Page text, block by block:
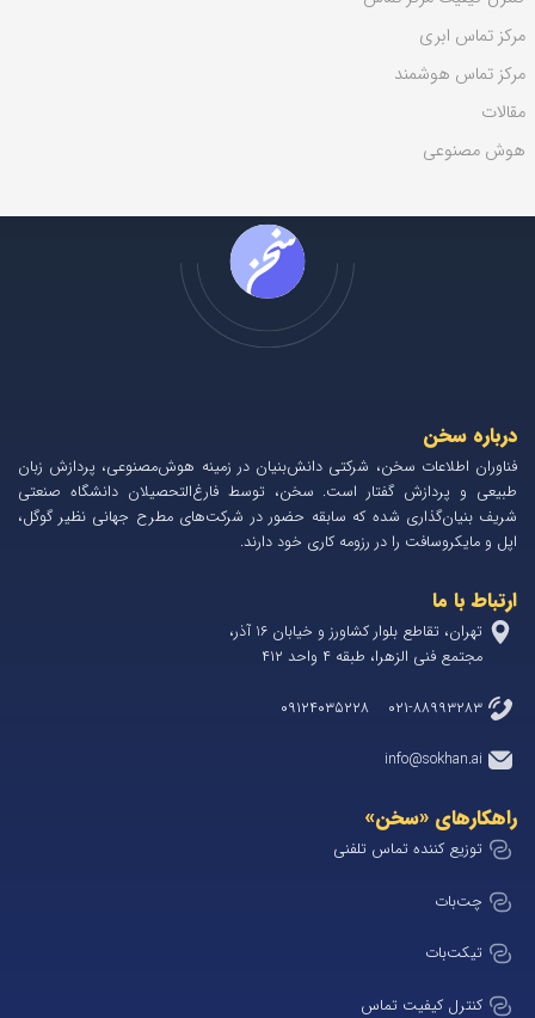
مرکز تماس ابری
مرکز تماس هوشمند
مقالات
هوش مصنوعی
ارتباط با ما
تهران، تقاطع بلوار کشاورز و خیابان 1۶ آذر،
مجتمع فنی الزهرا، طبقه ۴ واحد ۴۱۲
۰۲۱-۸۸۹۹۳۲۸۳ ۰۹۱۲۴۰۳۵۲۲۸
info@sokhan.ai
درباره سخن
فناوران اطلاعات سخن، شرکتی دانش‌بنیان در زمینه هوش‌مصنوعی، پردازش زبان
طبیعی و پردازش گفتار است. سخن، توسط فارغ‌التحصیلان دانشگاه صنعتی
شریف بنیان‌گذاری شده که سابقه حضور در شرکت‌های مطرح جهانی نظیر گوگل،
اپل و مایکروسافت را در رزومه کاری خود دارند.
راهکارهای «سخن»
توزیع کننده تماس تلفنی
چت‌بات
تیکت‌بات
کنترل کیفیت تماس